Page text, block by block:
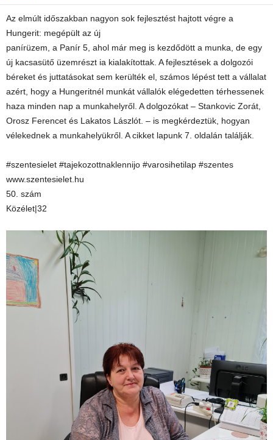
Az elmúlt időszakban nagyon sok fejlesztést hajtott végre a
Hungerit: megépült az új
panírüzem, a Panír 5, ahol már meg is kezdődött a munka, de egy
új kacsasütő üzemrészt ia kialakítottak. A fejlesztések a dolgozói
béreket és juttatásokat sem kerülték el, számos lépést tett a vállalat
azért, hogy a Hungeritnél munkát vállalók elégedetten térhessenek
haza minden nap a munkahelyről. A dolgozókat – Stankovic Zorát,
Orosz Ferencet és Lakatos Lászlót. – is megkérdeztük, hogyan
vélekednek a munkahelyükről. A cikket lapunk 7. oldalán találják.
#szentesielet #tajekozottnaklennijo #varosihetilap #szentes
www.szentesielet.hu
50. szám
Közélet|32